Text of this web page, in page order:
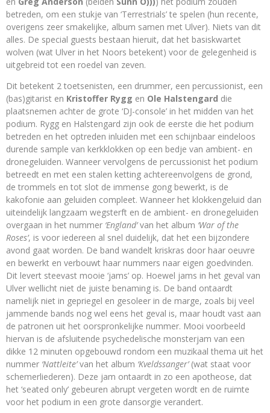
betreden, om een stukje van ‘Terrestrials’ te spelen (hun recente,
overigens zeer smakelijke, album samen met Ulver). Niets van dit
alles. De special guests bestaan hieruit, dat het basiskwartet
wolven (wat Ulver in het Noors betekent) voor de gelegenheid is
uitgebreid tot een roedel van zeven.
Dit betekent 2 toetsenisten, een drummer, een percussionist, een
(bas)gitarist en Kristoffer Rygg en Ole Halstengard die
plaatsnemen achter de grote ‘DJ-console’ in het midden van het
podium. Rygg en Halstengard zijn ook de eerste die het podium
betreden en het optreden inluiden met een schijnbaar eindeloos
durende sample van kerkklokken op een bedje van ambient- en
dronegeluiden. Wanneer vervolgens de percussionist het podium
betreedt en met een stalen ketting achtereenvolgens de grond,
de trommels en tot slot de immense gong bewerkt, is de
kakofonie aan geluiden compleet. Wanneer het klokkengeluid dan
uiteindelijk langzaam wegsterft en de ambient- en dronegeluiden
overgaan in het nummer ‘England’van het album ‘War of the
Roses’, is voor iedereen al snel duidelijk, dat het een bijzondere
avond gaat worden. De band wandelt kriskras door haar oeuvre
en bewerkt en verbouwt haar nummers naar eigen goedvinden.
Dit levert steevast mooie ‘jams’ op. Hoewel jams in het geval van
Ulver wellicht niet de juiste benaming is. De band ontaardt
namelijk niet in gepriegel en gesoleer in de marge, zoals bij veel
jammende bands nog wel eens het geval is, maar houdt vast aan
de patronen uit het oorspronkelijke nummer. Mooi voorbeeld
hiervan is de afsluitende psychedelische monsterjam van een
dikke 12 minuten opgebouwd rondom een muzikaal thema uit het
nummer ‘Nattleite’van het album ‘Kveldssanger’(wat staat voor
schemerliederen). Deze jam ontaardt in zo een apotheose, dat
het ‘seated only’ gebeuren abrupt vergeten wordt en de ruimte
voor het podium in een grote dansorgie verandert.